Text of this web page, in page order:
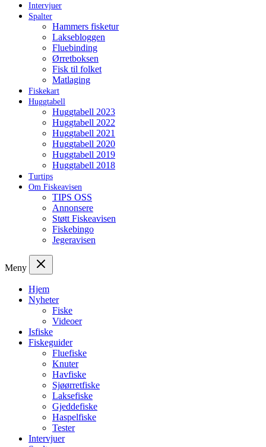
Intervjuer
Spalter
Hammers fisketur
Laksebloggen
Fluebinding
Ørretboksen
Fisk til folket
Matlaging
Fiskekart
Huggtabell
Huggtabell 2023
Huggtabell 2022
Huggtabell 2021
Huggtabell 2020
Huggtabell 2019
Huggtabell 2018
Turtips
Om Fiskeavisen
TIPS OSS
Annonsere
Støtt Fiskeavisen
Fiskebingo
Jegeravisen
Meny
Hjem
Nyheter
Fiske
Videoer
Isfiske
Fiskeguider
Fluefiske
Knuter
Havfiske
Sjøørretfiske
Laksefiske
Gjeddefiske
Haspelfiske
Tester
Intervjuer